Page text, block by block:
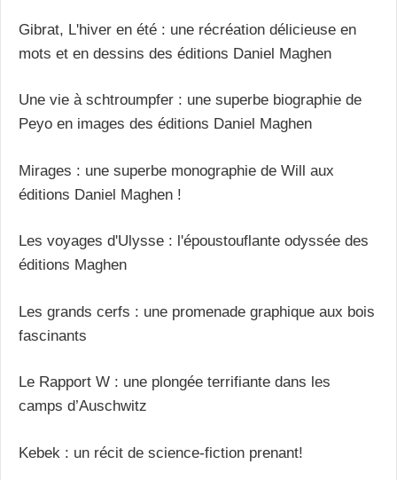
Gibrat, L'hiver en été : une récréation délicieuse en
mots et en dessins des éditions Daniel Maghen
Une vie à schtroumpfer : une superbe biographie de
Peyo en images des éditions Daniel Maghen
Mirages : une superbe monographie de Will aux
éditions Daniel Maghen !
Les voyages d'Ulysse : l'époustouflante odyssée des
éditions Maghen
Les grands cerfs : une promenade graphique aux bois
fascinants
Le Rapport W : une plongée terrifiante dans les
camps d’Auschwitz
Kebek : un récit de science-fiction prenant!